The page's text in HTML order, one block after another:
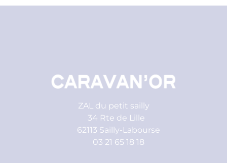
ZAL du petit sailly
34 Rte de Lille
62113 Sailly-Labourse
03 21 65 18 18